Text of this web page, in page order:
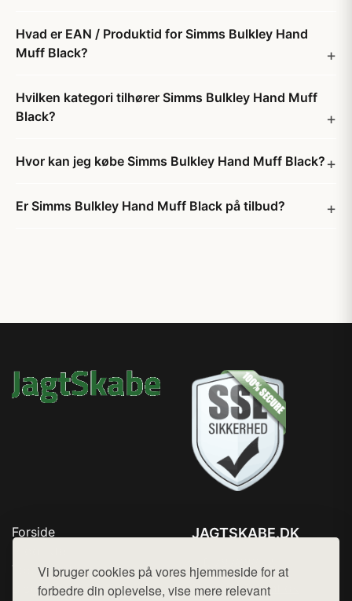
Vi bruger cookies på vores hjemmeside for at
forbedre din oplevelse, vise mere relevant
Hvad er EAN / Produktid for Simms Bulkley Hand
Muff Black?
Hvilken kategori tilhører Simms Bulkley Hand Muff
Black?
Hvor kan jeg købe Simms Bulkley Hand Muff Black?
Er Simms Bulkley Hand Muff Black på tilbud?
Forside
Top Rabatter
Blog
JAGTSKABE.DK
Mail: hej@want.dk